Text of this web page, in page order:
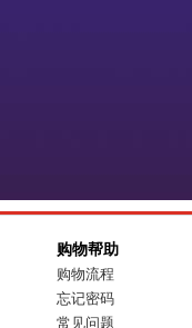
购物帮助
购物流程
忘记密码
常见问题